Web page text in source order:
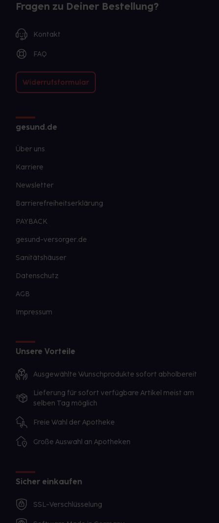
Fragen zu Deiner Bestellung?
Kontakt
FAQ
Widerrufsformular
gesund.de
Über uns
Karriere
Newsletter
Barrierefreiheitserklärung
PAYBACK
gesund-versorger.de
Sanitätshäuser
Datenschutz
AGB
Impressum
Unsere Vorteile
Ausgewählte Wunschprodukte sofort abholbereit
Lieferung für sofort verfügbare Artikel meist am
selben Tag möglich
Freie Wahl der Apotheke
Große Auswahl an Apotheken
Sicher einkaufen
SSL-Verschlüsselung